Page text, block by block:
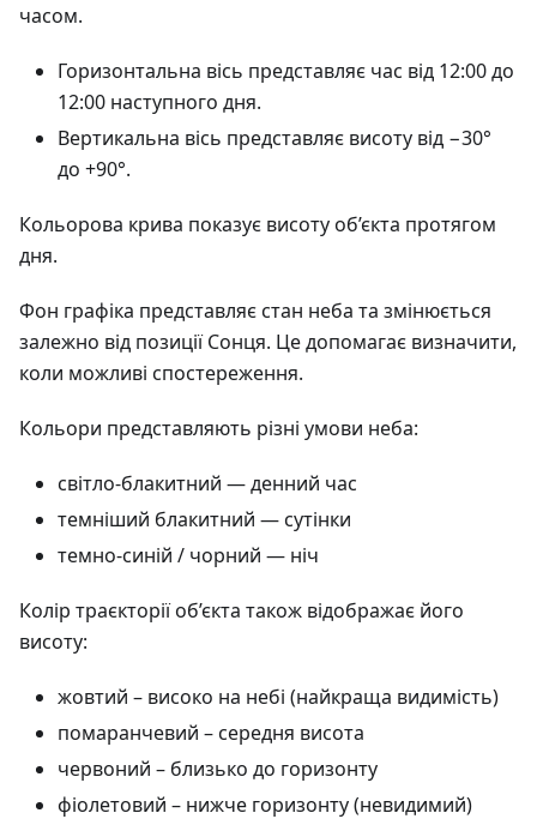
часом.
Горизонтальна вісь представляє час від 12:00 до
12:00 наступного дня.
Вертикальна вісь представляє висоту від −30°
до +90°.
Кольорова крива показує висоту об’єкта протягом
дня.
Фон графіка представляє стан неба та змінюється
залежно від позиції Сонця. Це допомагає визначити,
коли можливі спостереження.
Кольори представляють різні умови неба:
світло-блакитний — денний час
темніший блакитний — сутінки
темно-синій / чорний — ніч
Колір траєкторії об’єкта також відображає його
висоту:
жовтий – високо на небі (найкраща видимість)
помаранчевий – середня висота
червоний – близько до горизонту
фіолетовий – нижче горизонту (невидимий)